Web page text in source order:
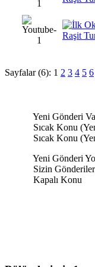
Raşit
Sayfalar (6): 1 2 3 4 5 6
Yeni Gönderi
Sıcak Konu
Sıcak Konu
Yeni Gönderi
Sizin
Kapalı Konu